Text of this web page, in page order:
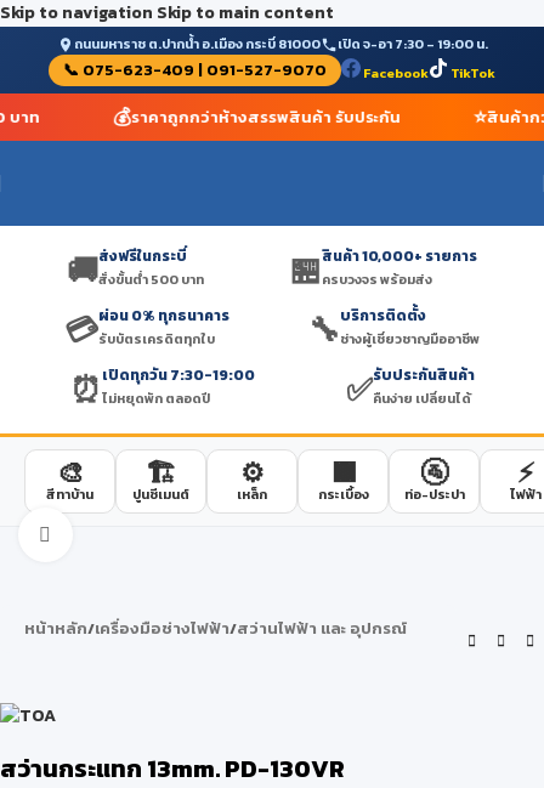
Skip to navigation Skip to main content
ถนนมหาราช ต.ปากน้ำ อ.เมือง กระบี่ 81000 เปิด จ-อา 7:30 – 19:00 น.
📞 075-623-409 | 091-527-9070 Facebook TikTok
บาท 💰ราคาถูกกว่าห้างสรรพสินค้า รับประกัน ⭐สินค้าก
🚚ส่งฟรีในกระบี่
สั่งขั้นต่ำ 500 บาท 🏪สินค้า 10,000+ รายการ
ครบวงจร พร้อมส่ง
💳ผ่อน 0% ทุกธนาคาร
รับบัตรเครดิตทุกใบ 🔧บริการติดตั้ง
ช่างผู้เชี่ยวชาญมืออาชีพ
⏰ เปิดทุกวัน 7:30-19:00
ไม่หยุดพัก ตลอดปี ✅รับประกันสินค้า
คืนง่าย เปลี่ยนได้
🎨
สีทาบ้าน
🏗️
ปูนซีเมนต์
⚙️
เหล็ก
🟫
กระเบื้อง
🚰
ท่อ-ประปา
⚡
ไฟฟ้า
Click to enlarge
หน้าหลัก/เครื่องมือช่างไฟฟ้า/สว่านไฟฟ้า และ อุปกรณ์
สว่านกระแทก 13mm. PD-130VR